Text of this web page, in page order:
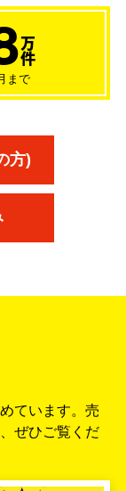
万
件
まで
方)
ています。 売
ぜひご覧くだ